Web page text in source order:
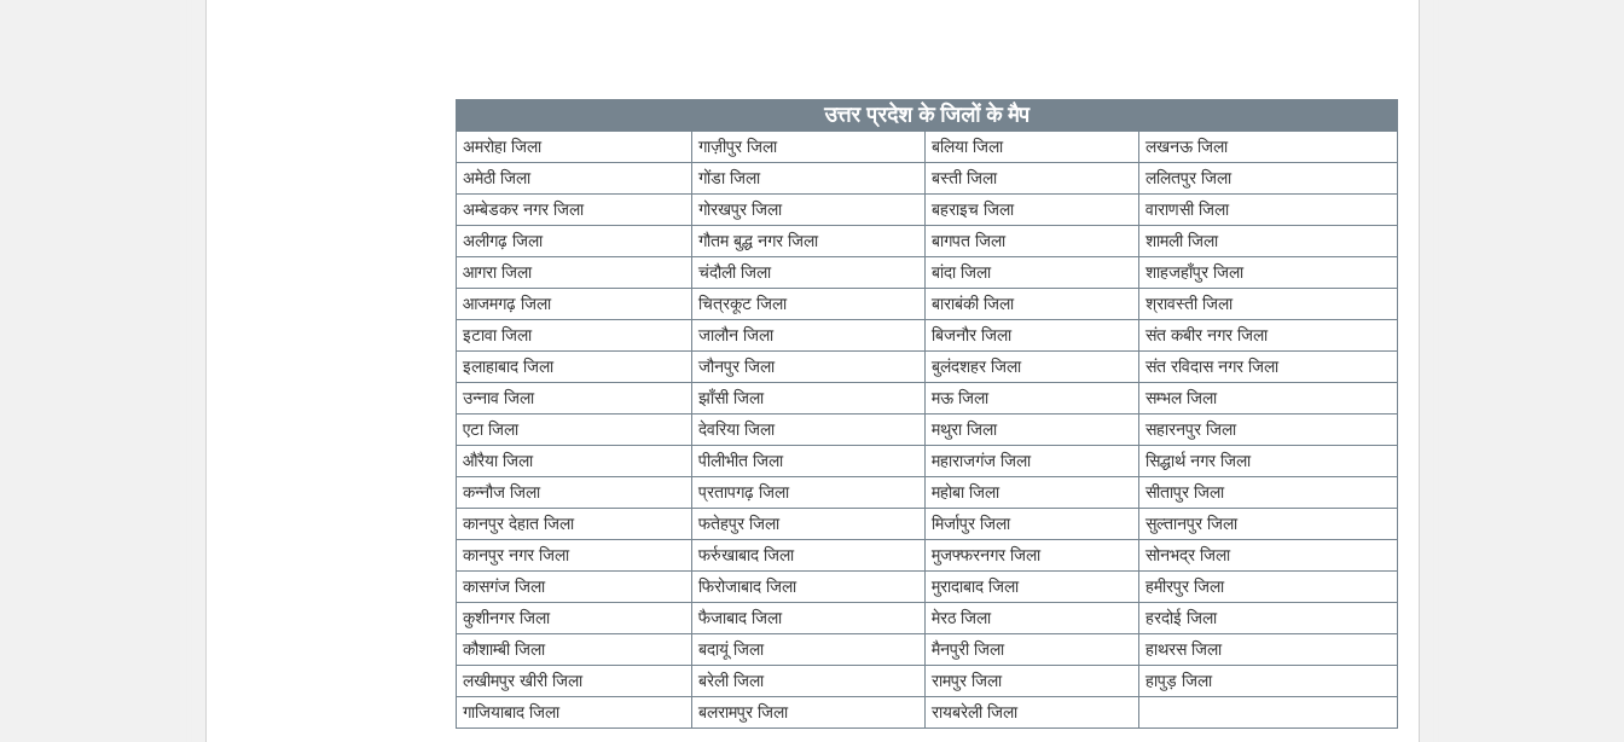
उत्तर प्रदेश के जिलों के मैप
अमरोहा जिला गाज़ीपुर जिला बलिया जिला
लखनऊ जिला
अमेठी जिला
गोंडा जिला बस्ती जिला
ललितपुर जिला
अम्बेडकर नगर जिला
गोरखपुर जिला बहराइच जिला
वाराणसी जिला
अलीगढ़ जिला
गौतम बुद्ध नगर जिला बागपत जिला
शामली जिला
आगरा जिला
चंदौली जिला बांदा जिला
शाहजहाँपुर जिला
आजमगढ़ जिला
चित्रकूट जिला बाराबंकी जिला
श्रावस्ती जिला
इटावा जिला
जालौन जिला बिजनौर जिला
संत कबीर नगर जिला
इलाहाबाद जिला
जौनपुर जिला बुलंदशहर जिला
संत रविदास नगर जिला
उन्नाव जिला
झाँसी जिला मऊ जिला
सम्भल जिला
एटा जिला
देवरिया जिला मथुरा जिला
सहारनपुर जिला
औरैया जिला
पीलीभीत जिला महाराजगंज जिला
सिद्धार्थ नगर जिला
कन्नौज जिला
प्रतापगढ़ जिला महोबा जिला
सीतापुर जिला
कानपुर देहात जिला
फतेहपुर जिला मिर्जापुर जिला
सुल्तानपुर जिला
कानपुर नगर जिला
फर्रुखाबाद जिला मुजफ्फरनगर जिला
सोनभद्र जिला
कासगंज जिला
फिरोजाबाद जिला मुरादाबाद जिला
हमीरपुर जिला
कुशीनगर जिला
फैजाबाद जिला मेरठ जिला
हरदोई जिला
कौशाम्बी जिला
बदायूं जिला मैनपुरी जिला
हाथरस जिला
लखीमपुर खीरी जिला
बरेली जिला रामपुर जिला
हापुड़ जिला
गाजियाबाद जिला
बलरामपुर जिला रायबरेली जिला